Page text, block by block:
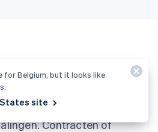
slag te gaan?
begin direct met het
Contracten of
for Belgium, but it looks like
site